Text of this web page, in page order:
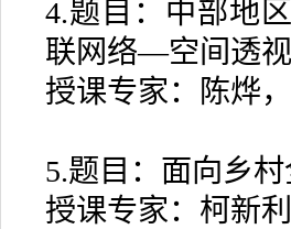
4.题目：中部地
联网络—空间透
授课专家：陈烨
5.题目：面向乡
授课专家：柯新